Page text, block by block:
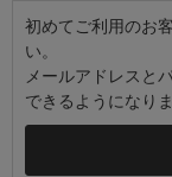
初めてご利用のお
い。
メールアドレスと
できるようになりま